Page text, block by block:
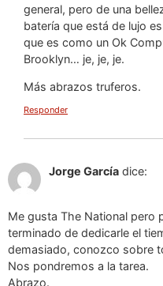
general, pero de una
batería que está de lujo
que es como un Ok
Brooklyn… je, je, je.
Más abrazos truferos.
Responder
Jorge García dice:
Me gusta The National pero
terminado de dedicarle el
demasiado, conozco sobre
Nos pondremos a la tarea.
Abrazo.